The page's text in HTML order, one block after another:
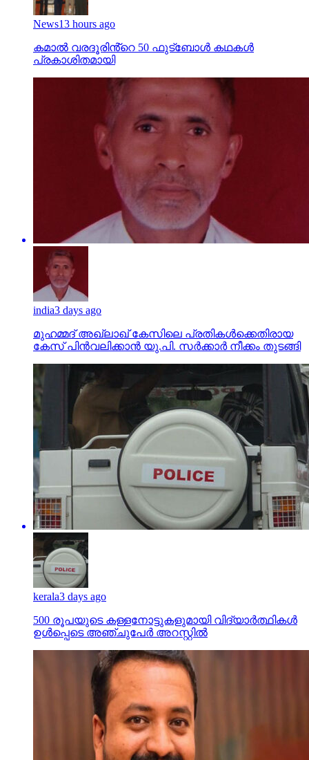
News13 hours ago
കമാൽ വരദൂരിൻ്റെ 50 ഫുട്ബോൾ കഥകൾ
പ്രകാശിതമായി
india3 days ago
മുഹമ്മദ് അഖ്‌ലാഖ് കേസിലെ പ്രതികള്‍ക്കെതിരായ
കേസ് പിന്‍വലിക്കാന്‍ യു.പി. സര്‍ക്കാര്‍ നീക്കം തുടങ്ങി
kerala3 days ago
500 രൂപയുടെ കള്ളനോട്ടുകളുമായി വിദ്യാര്‍ത്ഥികള്‍
ഉള്‍പ്പെടെ അഞ്ചുപേര്‍ അറസ്റ്റില്‍